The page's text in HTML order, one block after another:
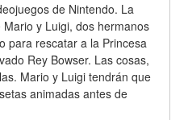
de Nintendo. La
y Luigi, dos hermanos
para rescatar a la Princesa
Rey Bowser. Las cosas,
Mario y Luigi tendrán que
animadas antes de